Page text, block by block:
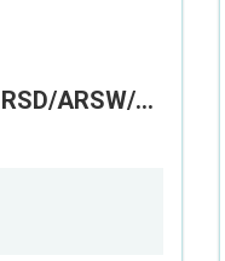
助理復康服務員 (編號：RSD/ARSW/CTE)